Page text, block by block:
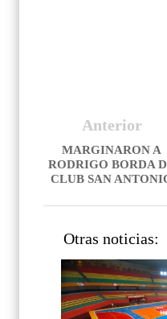
Anterior
MARGINARON A
RODRIGO BORDA
CLUB SAN
Otras noticias: